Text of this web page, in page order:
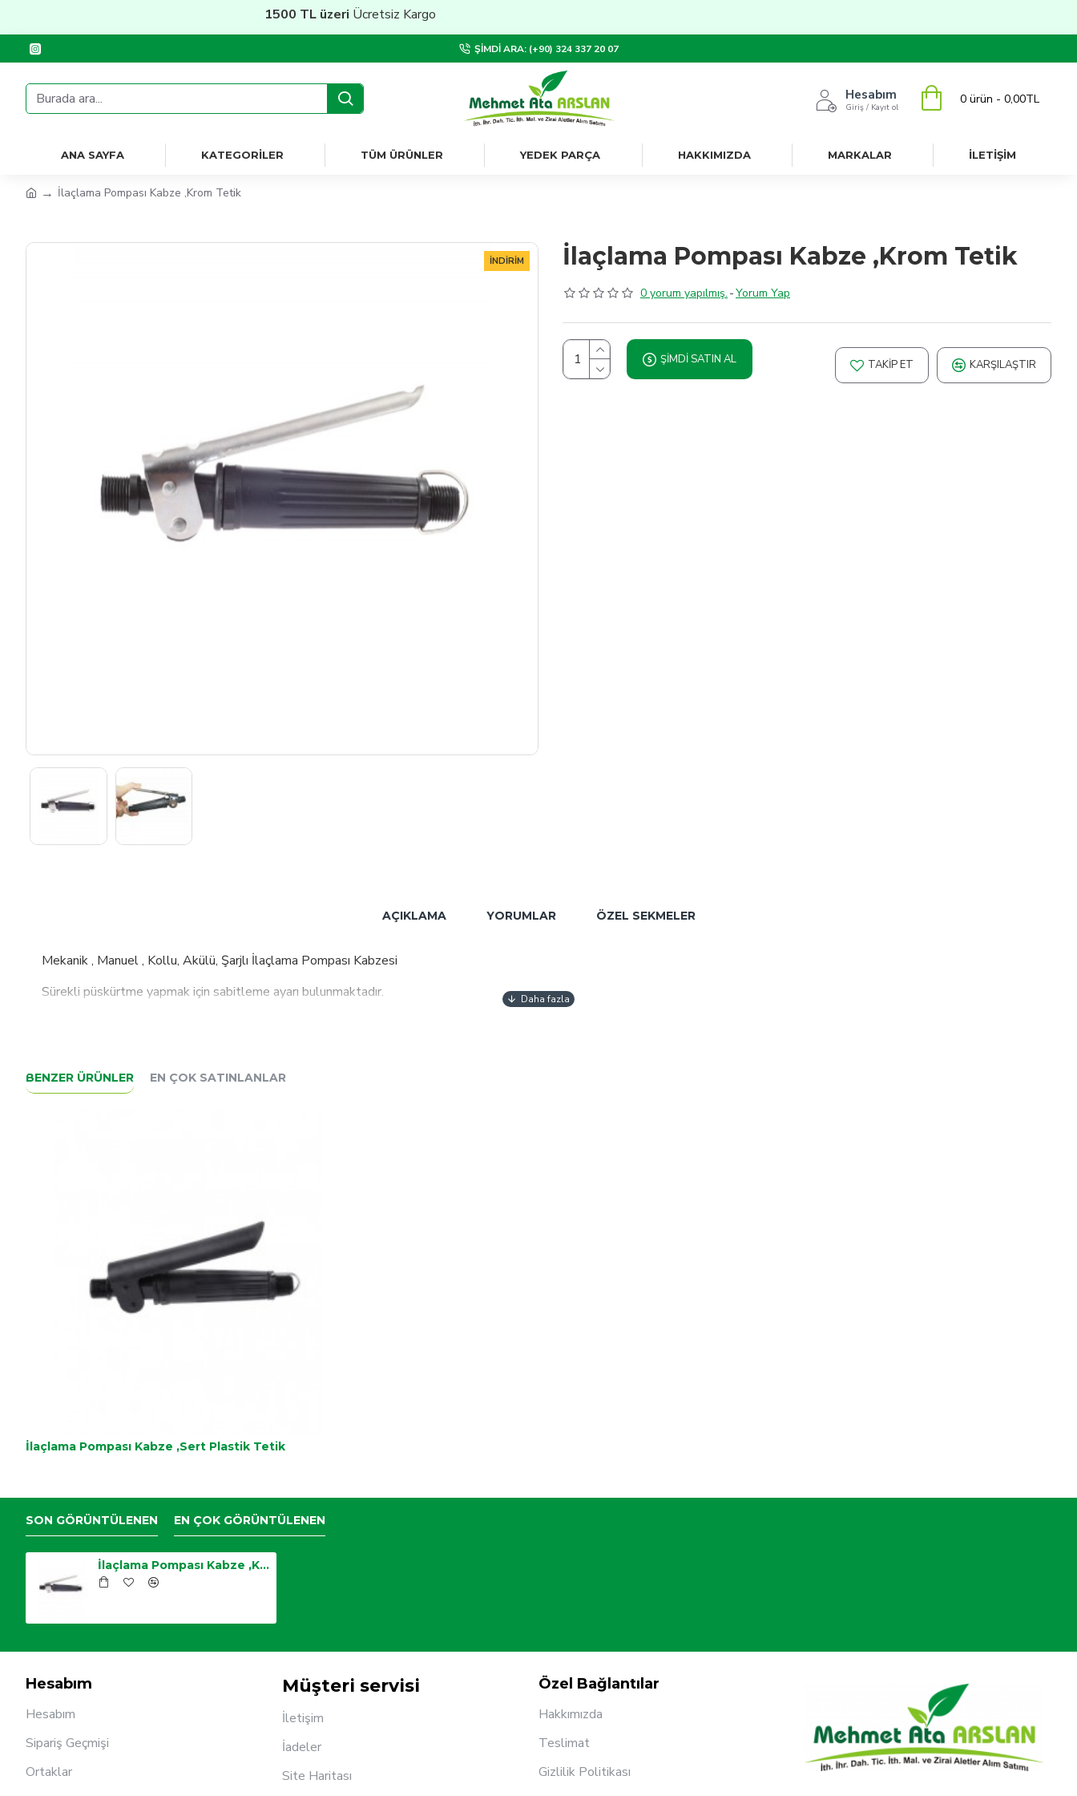
1500 TL üzeriÜcretsiz Kargo
ŞIMDI ARA: (+90) 324 337 20 07
Hesabım
Giriş / Kayıt ol
0 ürün - 0,00TL
ANA SAYFA KATEGORILER TÜM ÜRÜNLER YEDEK PARÇA HAKKIMIZDA MARKALAR İLETİŞİM
İlaçlama Pompası Kabze ,Krom Tetik
İNDIRIM İlaçlama Pompası Kabze ,Krom Tetik
0 yorum yapılmış. -Yorum Yap
ŞIMDI SATIN AL TAKIP ET KARŞILAŞTIR
AÇIKLAMA YORUMLAR ÖZEL SEKMELER
Mekanik , Manuel , Kollu, Akülü, Şarjlı İlaçlama Pompası Kabzesi
Sürekli püskürtme yapmak için sabitleme ayarı bulunmaktadır.
BENZER ÜRÜNLER EN ÇOK SATINLANLAR
İlaçlama Pompası Kabze ,Sert Plastik Tetik
SON GÖRÜNTÜLENEN EN ÇOK GÖRÜNTÜLENEN
İlaçlama Pompası Kabze ,Krom Tetik
Hesabım
Hesabım
Sipariş Geçmişi
Ortaklar
Müşteri servisi
İletişim
İadeler
Site Haritası
Özel Bağlantılar
Hakkımızda
Teslimat
Gizlilik Politikası